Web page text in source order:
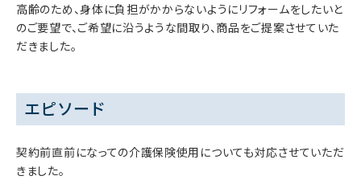
高齢のため、身体に負担がかからないようにリフォームをしたいと
のご要望で、ご希望に沿うような間取り、商品をご提案させていた
だきました。
エピソード
契約前直前になっての介護保険使用についても対応させていただ
きました。